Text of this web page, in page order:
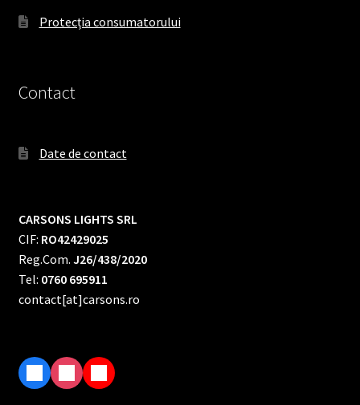
Protecția consumatorului
Contact
Date de contact
CARSONS LIGHTS SRL
CIF: RO42429025
Reg.Com. J26/438/2020
Tel: 0760 695911
contact[at]carsons.ro
F
I
T